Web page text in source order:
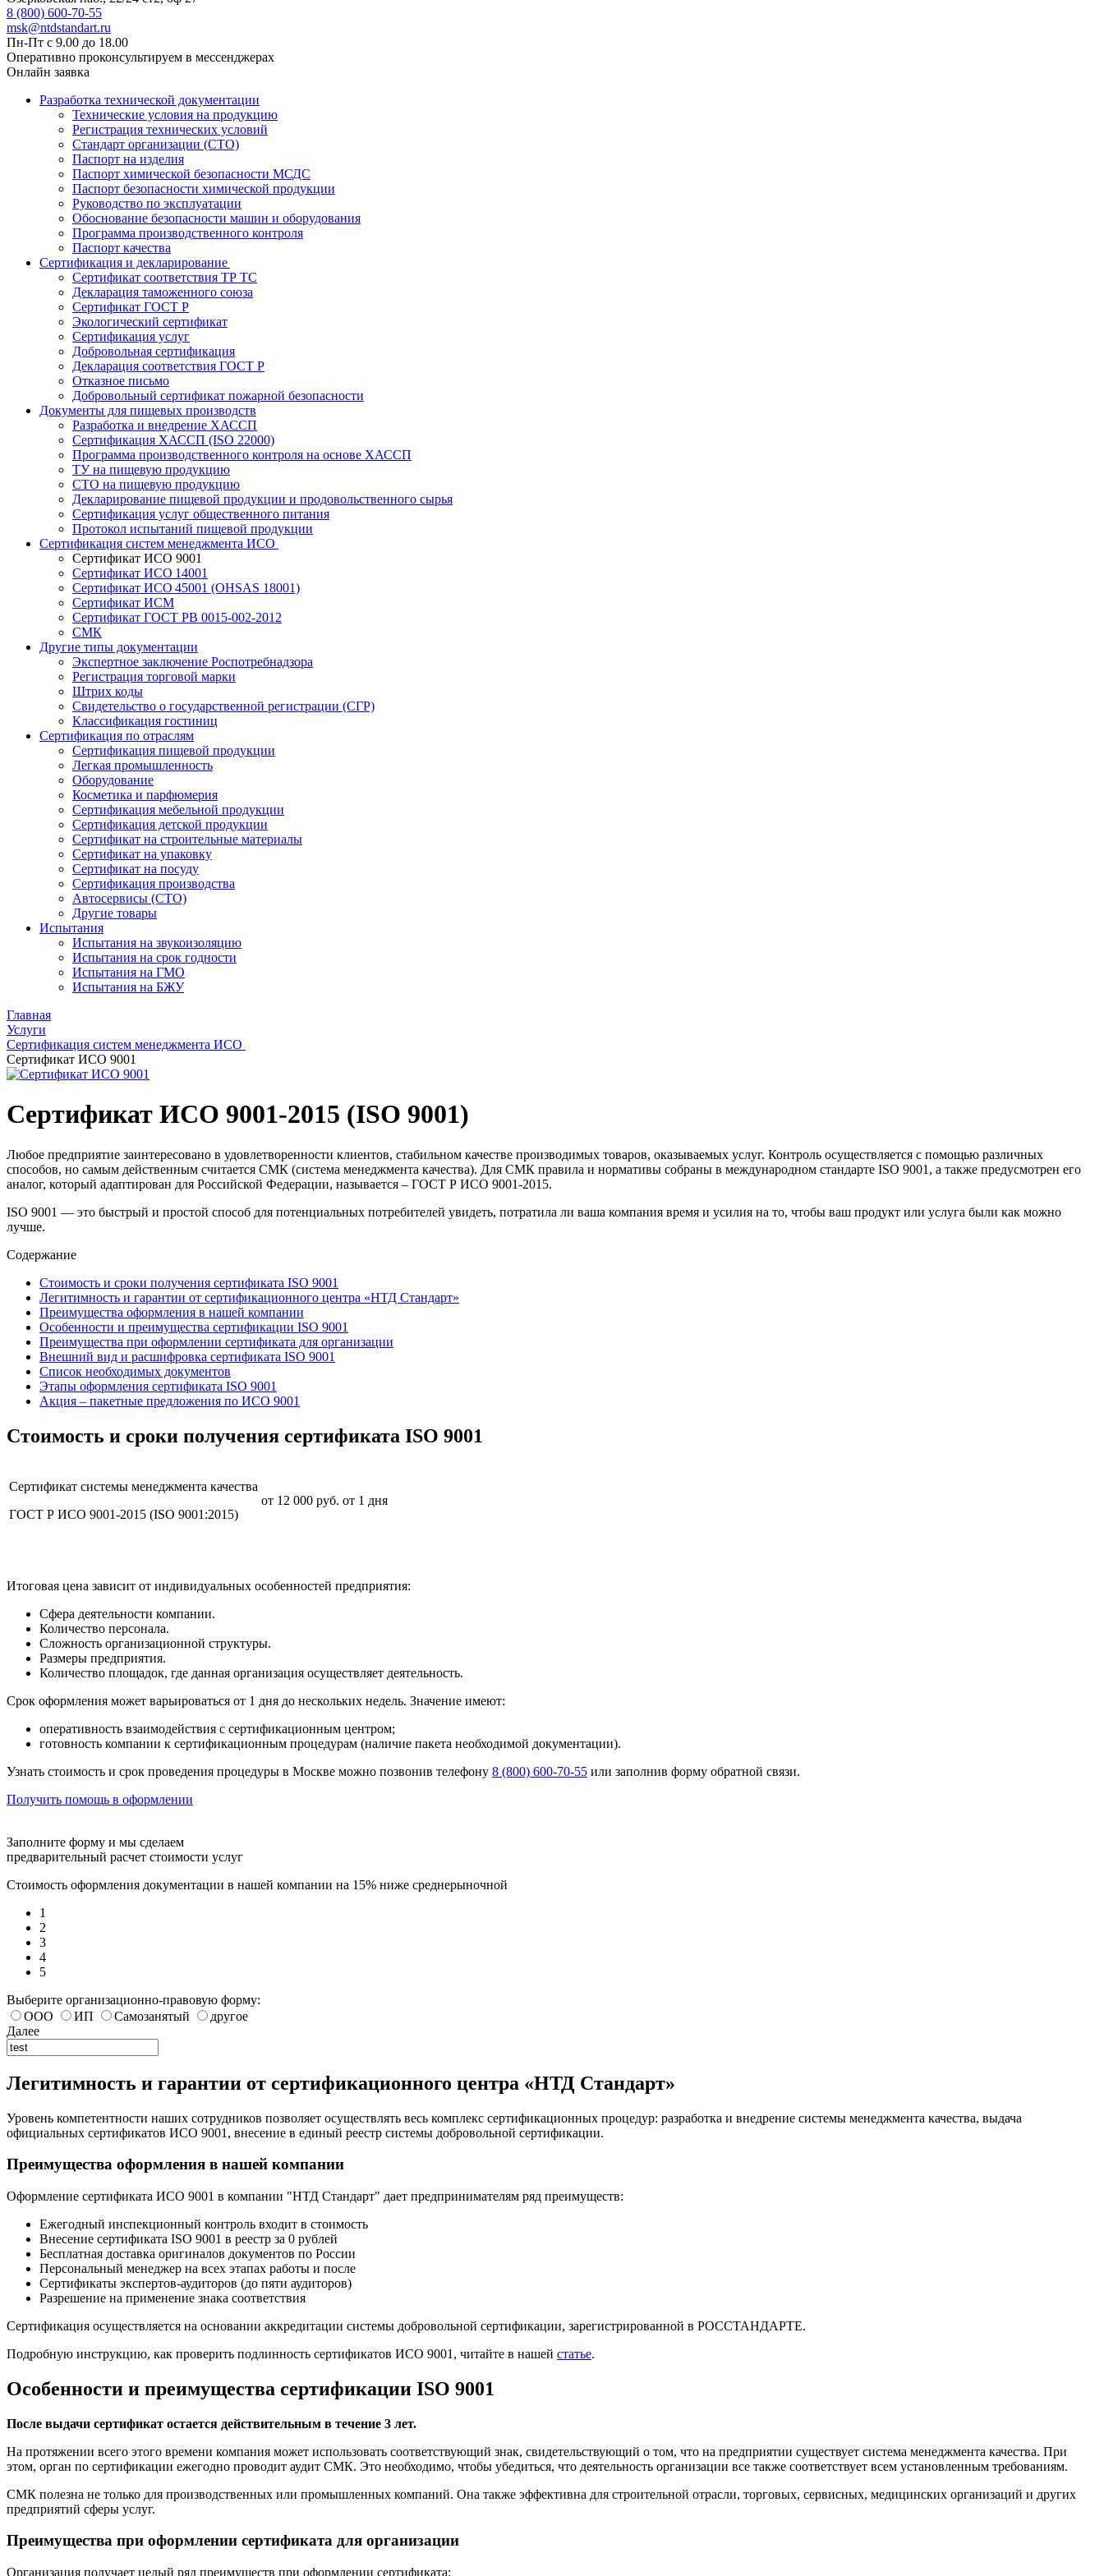
8 (800) 600-70-55
msk@ntdstandart.ru
Пн-Пт с 9.00 до 18.00
Оперативно проконсультируем в мессенджерах
Онлайн заявка
Разработка технической документации
Технические условия на продукцию
Регистрация технических условий
Стандарт организации (СТО)
Паспорт на изделия
Паспорт химической безопасности МСДС
Паспорт безопасности химической продукции
Руководство по эксплуатации
Обоснование безопасности машин и оборудования
Программа производственного контроля
Паспорт качества
Сертификация и декларирование
Сертификат соответствия ТР ТС
Декларация таможенного союза
Сертификат ГОСТ Р
Экологический сертификат
Сертификация услуг
Добровольная сертификация
Декларация соответствия ГОСТ Р
Отказное письмо
Добровольный сертификат пожарной безопасности
Документы для пищевых производств
Разработка и внедрение ХАССП
Сертификация ХАССП (ISO 22000)
Программа производственного контроля на основе ХАССП
ТУ на пищевую продукцию
СТО на пищевую продукцию
Декларирование пищевой продукции и продовольственного сырья
Сертификация услуг общественного питания
Протокол испытаний пищевой продукции
Сертификация систем менеджмента ИСО
Сертификат ИСО 9001
Сертификат ИСО 14001
Сертификат ИСО 45001 (OHSAS 18001)
Сертификат ИСМ
Сертификат ГОСТ РВ 0015-002-2012
СМК
Другие типы документации
Экспертное заключение Роспотребнадзора
Регистрация торговой марки
Штрих коды
Свидетельство о государственной регистрации (СГР)
Классификация гостиниц
Сертификация по отраслям
Сертификация пищевой продукции
Легкая промышленность
Оборудование
Косметика и парфюмерия
Сертификация мебельной продукции
Сертификация детской продукции
Сертификат на строительные материалы
Сертификат на упаковку
Сертификат на посуду
Сертификация производства
Автосервисы (СТО)
Другие товары
Испытания
Испытания на звукоизоляцию
Испытания на срок годности
Испытания на ГМО
Испытания на БЖУ
Главная
Услуги
Сертификация систем менеджмента ИСО
Сертификат ИСО 9001
Сертификат ИСО 9001-2015 (ISO 9001)
Любое предприятие заинтересовано в удовлетворенности клиентов, стабильном качестве производимых товаров, оказываемых услуг. Контроль осуществляется с помощью различных
способов, но самым действенным считается СМК (система менеджмента качества). Для СМК правила и нормативы собраны в международном стандарте ISO 9001, а также предусмотрен его
аналог, который адаптирован для Российской Федерации, называется – ГОСТ Р ИСО 9001-2015.
ISO 9001 — это быстрый и простой способ для потенциальных потребителей увидеть, потратила ли ваша компания время и усилия на то, чтобы ваш продукт или услуга были как можно
лучше.
Содержание
Стоимость и сроки получения сертификата ISO 9001
Легитимность и гарантии от сертификационного центра «НТД Стандарт»
Преимущества оформления в нашей компании
Особенности и преимущества сертификации ISO 9001
Преимущества при оформлении сертификата для организации
Внешний вид и расшифровка сертификата ISO 9001
Список необходимых документов
Этапы оформления сертификата ISO 9001
Акция – пакетные предложения по ИСО 9001
Стоимость и сроки получения сертификата ISO 9001
Сертификат системы менеджмента качества
ГОСТ Р ИСО 9001-2015 (ISO 9001:2015)
от 12 000 руб. от 1 дня
Итоговая цена зависит от индивидуальных особенностей предприятия:
Сфера деятельности компании.
Количество персонала.
Сложность организационной структуры.
Размеры предприятия.
Количество площадок, где данная организация осуществляет деятельность.
Срок оформления может варьироваться от 1 дня до нескольких недель. Значение имеют:
оперативность взаимодействия с сертификационным центром;
готовность компании к сертификационным процедурам (наличие пакета необходимой документации).
Узнать стоимость и срок проведения процедуры в Москве можно позвонив телефону 8 (800) 600-70-55 или заполнив форму обратной связи.
Получить помощь в оформлении
Заполните форму и мы сделаем
предварительный расчет стоимости услуг
Стоимость оформления документации в нашей компании на 15% ниже среднерыночной
1
2
3
4
5
Выберите организационно-правовую форму:
ООО
ИП Самозанятый
другое
Далее
Легитимность и гарантии от сертификационного центра «НТД Стандарт»
Уровень компетентности наших сотрудников позволяет осуществлять весь комплекс сертификационных процедур: разработка и внедрение системы менеджмента качества, выдача
официальных сертификатов ИСО 9001, внесение в единый реестр системы добровольной сертификации.
Преимущества оформления в нашей компании
Оформление сертификата ИСО 9001 в компании "НТД Стандарт" дает предпринимателям ряд преимуществ:
Ежегодный инспекционный контроль входит в стоимость
Внесение сертификата ISO 9001 в реестр за 0 рублей
Бесплатная доставка оригиналов документов по России
Персональный менеджер на всех этапах работы и после
Сертификаты экспертов-аудиторов (до пяти аудиторов)
Разрешение на применение знака соответствия
Сертификация осуществляется на основании аккредитации системы добровольной сертификации, зарегистрированной в РОССТАНДАРТЕ.
Подробную инструкцию, как проверить подлинность сертификатов ИСО 9001, читайте в нашей статье.
Особенности и преимущества сертификации ISO 9001
После выдачи сертификат остается действительным в течение 3 лет.
На протяжении всего этого времени компания может использовать соответствующий знак, свидетельствующий о том, что на предприятии существует система менеджмента качества. При
этом, орган по сертификации ежегодно проводит аудит СМК. Это необходимо, чтобы убедиться, что деятельность организации все также соответствует всем установленным требованиям.
СМК полезна не только для производственных или промышленных компаний. Она также эффективна для строительной отрасли, торговых, сервисных, медицинских организаций и других
предприятий сферы услуг.
Преимущества при оформлении сертификата для организации
Организация получает целый ряд преимуществ при оформлении сертификата: